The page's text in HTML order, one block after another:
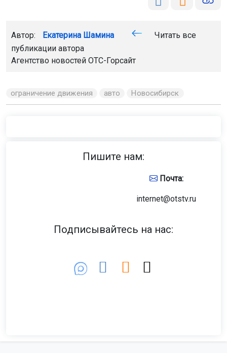
Автор: Екатерина Шамина
Читать все
публикации автора
Агентство новостей ОТС-Горсайт
ограничение движения авто Новосибирск
Пишите нам:
Почта:
internet@otstv.ru
Подписывайтесь на нас: